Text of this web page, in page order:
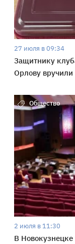
27 июля в 09:34
Защитнику
Орлову вручили
Общество
2 июля в 11:30
В